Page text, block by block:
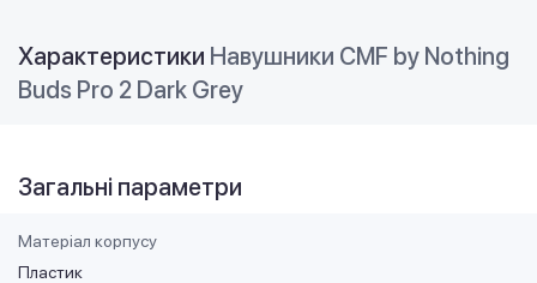
Характеристики Навушники CMF by Nothing
Buds Pro 2 Dark Grey
Загальні параметри
Матеріал корпусу
Пластик